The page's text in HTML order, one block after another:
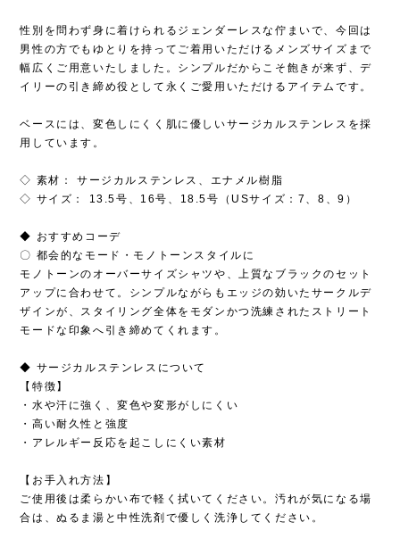
性別を問わず身に着けられるジェンダーレスな佇まいで、今回は
男性の方でもゆとりを持ってご着用いただけるメンズサイズまで
幅広くご用意いたしました。シンプルだからこそ飽きが来ず、デ
イリーの引き締め役として永くご愛用いただけるアイテムです。
ベースには、変色しにくく肌に優しいサージカルステンレスを採
用しています。
◇ 素材： サージカルステンレス、エナメル樹脂
◇ サイズ： 13.5号、16号、18.5号（USサイズ：7、8、9）
◆ おすすめコーデ
〇 都会的なモード・モノトーンスタイルに
モノトーンのオーバーサイズシャツや、上質なブラックのセット
アップに合わせて。シンプルながらもエッジの効いたサークルデ
ザインが、スタイリング全体をモダンかつ洗練されたストリート
モードな印象へ引き締めてくれます。
◆ サージカルステンレスについて
【特徴】
・水や汗に強く、変色や変形がしにくい
・高い耐久性と強度
・アレルギー反応を起こしにくい素材
【お手入れ方法】
ご使用後は柔らかい布で軽く拭いてください。汚れが気になる場
合は、ぬるま湯と中性洗剤で優しく洗浄してください。